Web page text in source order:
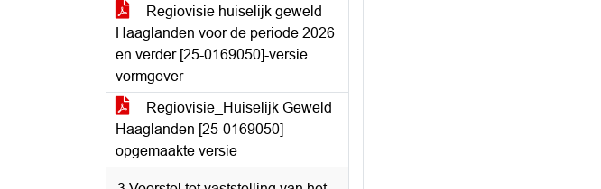
Regiovisie huiselijk geweld
Haaglanden voor de periode 2026
en verder [25-0169050]-versie
vormgever
Regiovisie_Huiselijk Geweld
Haaglanden [25-0169050]
opgemaakte versie